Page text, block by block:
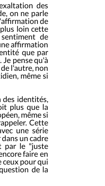
des
on ne parle
de
loin cette
de
affirmation
que par
pense qu'à
l'autre, non
même si
des identités,
plus que la
même si
Cette
une série
un cadre
par le "juste
faire en
ceux pour qui
de la